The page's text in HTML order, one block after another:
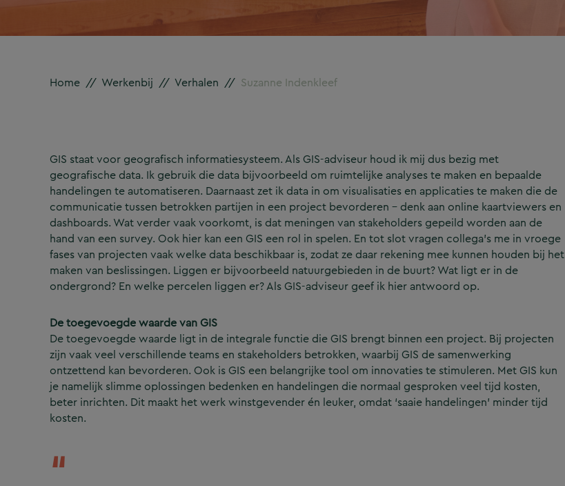
Home // Werkenbij // Verhalen // Suzanne Indenkleef
GIS staat voor geografisch informatiesysteem. Als GIS-adviseur houd ik mij dus bezig met
geografische data. Ik gebruik die data bijvoorbeeld om ruimtelijke analyses te maken en bepaalde
handelingen te automatiseren. Daarnaast zet ik data in om visualisaties en applicaties te maken die de
communicatie tussen betrokken partijen in een project bevorderen – denk aan online kaartviewers en
dashboards. Wat verder vaak voorkomt, is dat meningen van stakeholders gepeild worden aan de
hand van een survey. Ook hier kan een GIS een rol in spelen. En tot slot vragen collega’s me in vroege
fases van projecten vaak welke data beschikbaar is, zodat ze daar rekening mee kunnen houden bij het
maken van beslissingen. Liggen er bijvoorbeeld natuurgebieden in de buurt? Wat ligt er in de
ondergrond? En welke percelen liggen er? Als GIS-adviseur geef ik hier antwoord op.
De toegevoegde waarde van GIS
De toegevoegde waarde ligt in de integrale functie die GIS brengt binnen een project. Bij projecten
zijn vaak veel verschillende teams en stakeholders betrokken, waarbij GIS de samenwerking
ontzettend kan bevorderen. Ook is GIS een belangrijke tool om innovaties te stimuleren. Met GIS kun
je namelijk slimme oplossingen bedenken en handelingen die normaal gesproken veel tijd kosten,
beter inrichten. Dit maakt het werk winstgevender én leuker, omdat ‘saaie handelingen’ minder tijd
kosten.